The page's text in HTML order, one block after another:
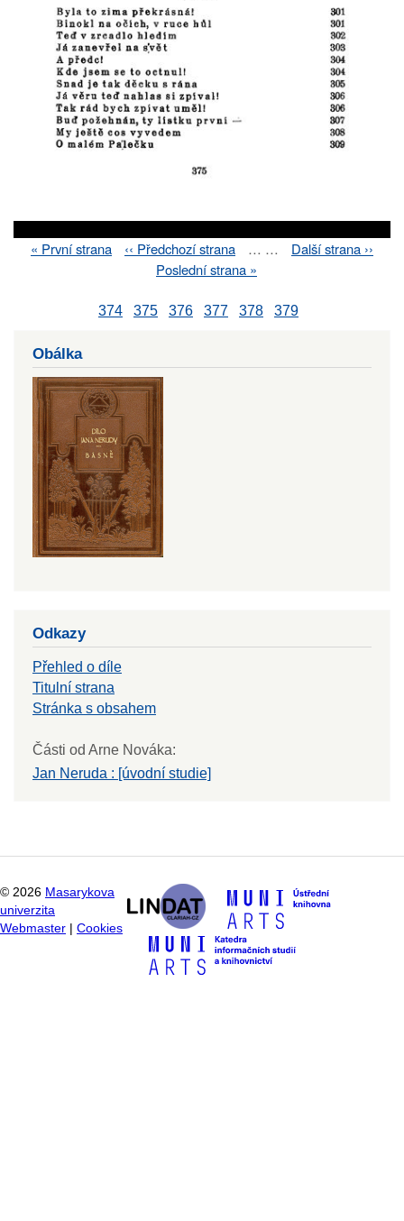
First
« První strana
Previous
‹‹ Předchozí strana … …
Next
Další strana ››
Last
Poslední strana »
374 375 376 377 378 379
Obálka
Odkazy
Přehled o díle
Titulní strana
Stránka s obsahem
Části od Arne Nováka:
Jan Neruda : [úvodní studie]
© 2026 Masarykova
univerzita
Webmaster | Cookies